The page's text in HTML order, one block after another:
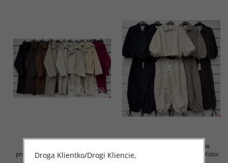
produkt) Roz Standard, Mix Kolor
Komplet damskie (Włoskie
produkt) Roz Standard, Mix Kolor
Droga Klientko/Drogi Kliencie,